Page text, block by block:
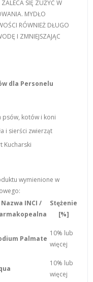
SIĘ ZUŻYĆ W
MYDŁO
RÓWNIEŻ DŁUGO
I ZMNIEJSZAJĄC
dla Personelu
psów, kotów i koni
i sierści zwierząt
Kucharski
wymienione w
Nazwa INCI /
Stężenie
[%]
Palmate
10% lub
więcej
10% lub
więcej